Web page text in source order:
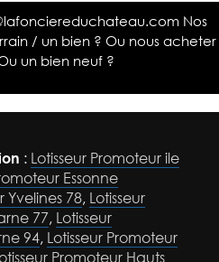
Nos
/ un bien ? Ou nous acheter
un bien neuf ?
: Lotisseur Promoteur ile
Essonne
Yvelines 78, Lotisseur
77, Lotisseur
94, Lotisseur Promoteur
Promoteur Hauts